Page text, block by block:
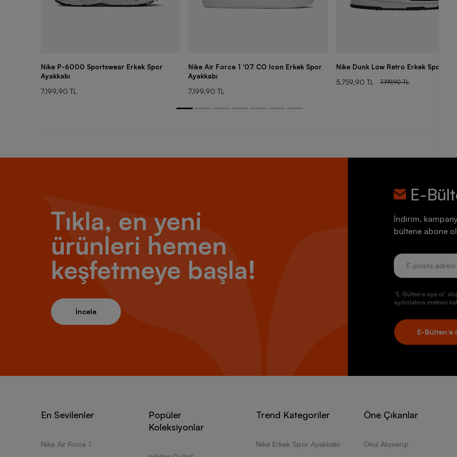
Nike P-6000 Sportswear Erkek Spor
Ayakkabı
7.199,90 TL
Nike Air Force 1 '07 CO Icon Erkek Spor
Ayakkabı
7.199,90 TL
Nike Dunk Low Retro Erkek Spor
5.759,90 TL
7.199,90 TL
Tıkla, en yeni
ürünleri hemen
keşfetmeye başla!
İncele
E-
İndirim,
bültene abone
“E-Bülten’e üye ol”
aydınlatma metnini
E-Bülten’e
En Sevilenler
Nike Air Force 1
Popüler
Koleksiyonlar
Trend Kategoriler
Nike Erkek Spor Ayakkabı
Öne Çıkanlar
Okul Alışverişi